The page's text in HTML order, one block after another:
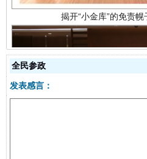
受贿1.44亿！段成刚被判
全民参政
发表感言：